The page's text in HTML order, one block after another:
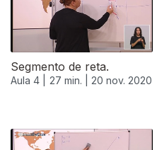
Segmento de reta.
Aula 4 | 27 min. | 20 nov. 2020